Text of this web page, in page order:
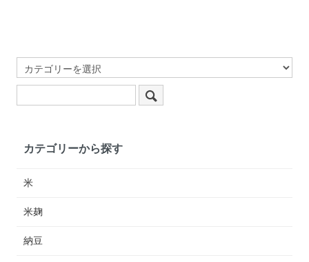
カテゴリーから探す
米
米麹
納豆